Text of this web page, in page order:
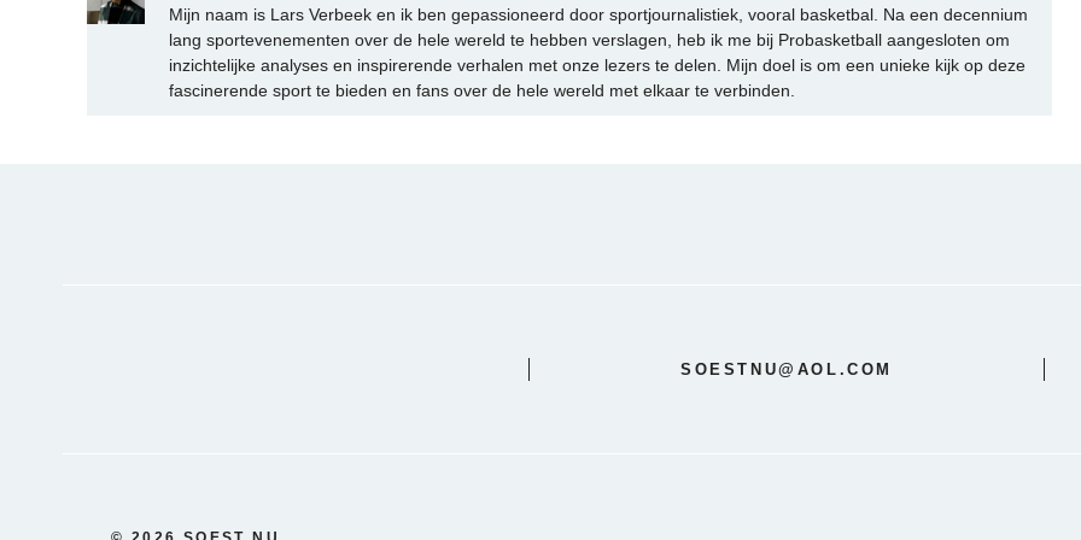
Mijn naam is Lars Verbeek en ik ben gepassioneerd door sportjournalistiek, vooral basketbal. Na een decennium
lang sportevenementen over de hele wereld te hebben verslagen, heb ik me bij Probasketball aangesloten om
inzichtelijke analyses en inspirerende verhalen met onze lezers te delen. Mijn doel is om een unieke kijk op deze
fascinerende sport te bieden en fans over de hele wereld met elkaar te verbinden.
SOESTNU@AOL.COM